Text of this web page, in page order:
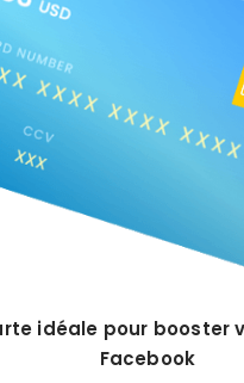
idéale pour booster
Facebook